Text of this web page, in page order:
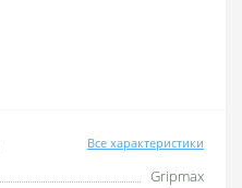
Все характеристики
Gripmax